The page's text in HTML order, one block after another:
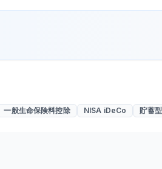
一般生命保険料控除 NISA iDeCo 貯蓄